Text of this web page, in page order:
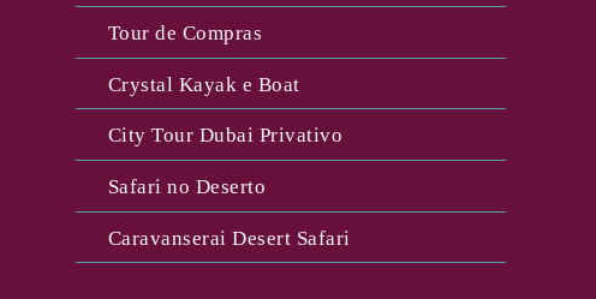
Tour de Compras
Crystal Kayak e Boat
City Tour Dubai Privativo
Safari no Deserto
Caravanserai Desert Safari